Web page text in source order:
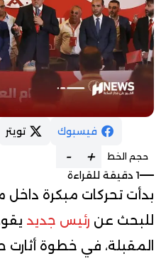
فيسبوك تويتر
حجم الخط +
-
1 دقيقة للقراءة
بدأت تحركات مبكرة
للبحث عن رئيس جديد
المقبلة، في خطوة أثارت